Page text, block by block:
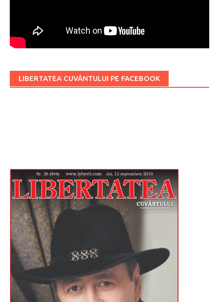
LIBERTATEA CUVÂNTULUI PE FACEBOOK